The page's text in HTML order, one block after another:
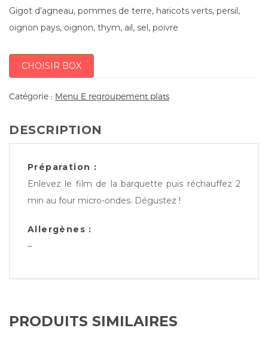
Gigot d’agneau, pommes de terre, haricots verts, persil,
oignon pays, oignon, thym, ail, sel, poivre
CHOISIR BOX
Catégorie : Menu E regroupement plats
DESCRIPTION
Préparation :
Enlevez le film de la barquette puis réchauffez 2
min au four micro-ondes. Dégustez !
Allergènes :
–
PRODUITS SIMILAIRES